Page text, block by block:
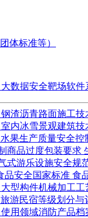
体标准等）
大数据安全靶场软件
钢渣沥青路面施工技
室内冰雪景观建筑技
水果生产质量安全控
商品过度包装要求
式游乐设施安全规
品安全国家标准 食
大型构件机械加工工
旅游民宿等级划分与
使用领域消防产品档